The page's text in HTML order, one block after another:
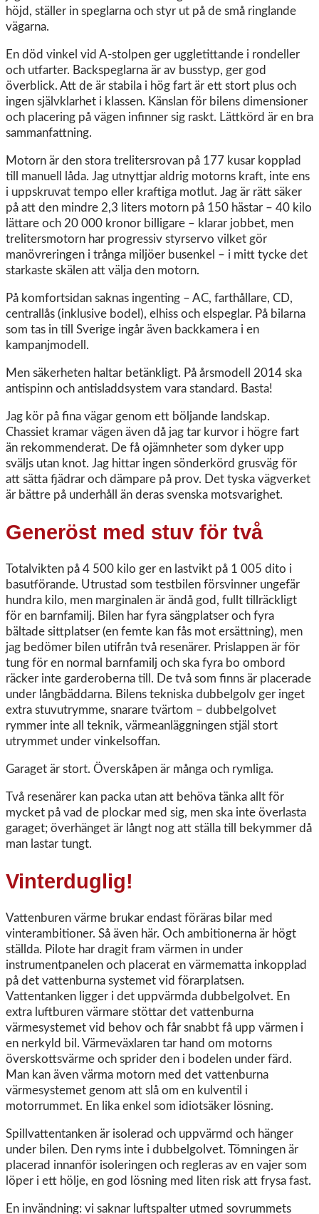
höjd, ställer in speglarna och styr ut på de små ringlande
vägarna.
En död vinkel vid A-stolpen ger uggletittande i rondeller
och utfarter. Backspeglarna är av busstyp, ger god
överblick. Att de är stabila i hög fart är ett stort plus och
ingen självklarhet i klassen. Känslan för bilens dimensioner
och placering på vägen infinner sig raskt. Lättkörd är en bra
sammanfattning.
Motorn är den stora trelitersrovan på 177 kusar kopplad
till manuell låda. Jag utnyttjar aldrig motorns kraft, inte ens
i uppskruvat tempo eller kraftiga motlut. Jag är rätt säker
på att den mindre 2,3 liters motorn på 150 hästar – 40 kilo
lättare och 20 000 kronor billigare – klarar jobbet, men
trelitersmotorn har progressiv styrservo vilket gör
manövreringen i trånga miljöer busenkel – i mitt tycke det
starkaste skälen att välja den motorn.
På komfortsidan saknas ingenting – AC, farthållare, CD,
centrallås (inklusive bodel), elhiss och elspeglar. På bilarna
som tas in till Sverige ingår även backkamera i en
kampanjmodell.
Men säkerheten haltar betänkligt. På årsmodell 2014 ska
antispinn och antisladdsystem vara standard. Basta!
Jag kör på fina vägar genom ett böljande landskap.
Chassiet kramar vägen även då jag tar kurvor i högre fart
än rekommenderat. De få ojämnheter som dyker upp
sväljs utan knot. Jag hittar ingen sönderkörd grusväg för
att sätta fjädrar och dämpare på prov. Det tyska vägverket
är bättre på underhåll än deras svenska motsvarighet.
Generöst med stuv för två
Totalvikten på 4 500 kilo ger en lastvikt på 1 005 dito i
basutförande. Utrustad som testbilen försvinner ungefär
hundra kilo, men marginalen är ändå god, fullt tillräckligt
för en barnfamilj. Bilen har fyra sängplatser och fyra
bältade sittplatser (en femte kan fås mot ersättning), men
jag bedömer bilen utifrån två resenärer. Prislappen är för
tung för en normal barnfamilj och ska fyra bo ombord
räcker inte garderoberna till. De två som finns är placerade
under långbäddarna. Bilens tekniska dubbelgolv ger inget
extra stuvutrymme, snarare tvärtom – dubbelgolvet
rymmer inte all teknik, värmeanläggningen stjäl stort
utrymmet under vinkelsoffan.
Garaget är stort. Överskåpen är många och rymliga.
Två resenärer kan packa utan att behöva tänka allt för
mycket på vad de plockar med sig, men ska inte överlasta
garaget; överhänget är långt nog att ställa till bekymmer då
man lastar tungt.
Vinterduglig!
Vattenburen värme brukar endast föräras bilar med
vinterambitioner. Så även här. Och ambitionerna är högt
ställda. Pilote har dragit fram värmen in under
instrumentpanelen och placerat en värmematta inkopplad
på det vattenburna systemet vid förarplatsen.
Vattentanken ligger i det uppvärmda dubbelgolvet. En
extra luftburen värmare stöttar det vattenburna
värmesystemet vid behov och får snabbt få upp värmen i
en nerkyld bil. Värmeväxlaren tar hand om motorns
överskottsvärme och sprider den i bodelen under färd.
Man kan även värma motorn med det vattenburna
värmesystemet genom att slå om en kulventil i
motorrummet. En lika enkel som idiotsäker lösning.
Spillvattentanken är isolerad och uppvärmd och hänger
under bilen. Den ryms inte i dubbelgolvet. Tömningen är
placerad innanför isoleringen och regleras av en vajer som
löper i ett hölje, en god lösning med liten risk att frysa fast.
En invändning: vi saknar luftspalter utmed sovrummets